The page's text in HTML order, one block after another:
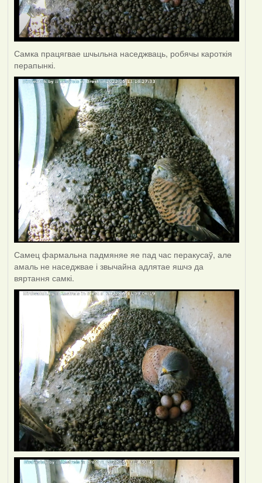
Самка працягвае шчыльна наседжваць, робячы кароткія
перапынкі.
Самец фармальна падмяняе яе пад час перакусаў, але
амаль не наседжвае і звычайна адлятае яшчэ да
вяртання самкі.